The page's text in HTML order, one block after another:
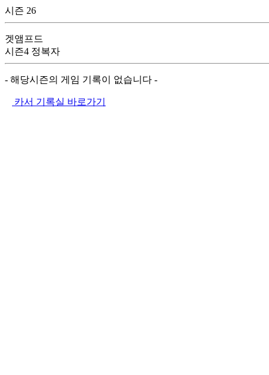
시즌 26
겟앰프드
시즌4 정복자
- 해당시즌의 게임 기록이 없습니다 -
카서 기록실 바로가기